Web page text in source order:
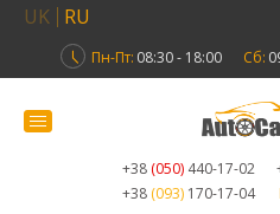
UK RU
Пн-Пт: 08:30 - 18:00 Сб:
+38 (050) 440-17-02
+38 (093) 170-17-04